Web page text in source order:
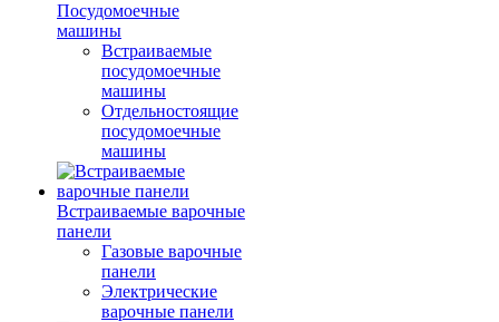
Посудомоечные
машины
Встраиваемые
посудомоечные
машины
Отдельностоящие
посудомоечные
машины
Встраиваемые варочные
панели
Газовые варочные
панели
Электрические
варочные панели